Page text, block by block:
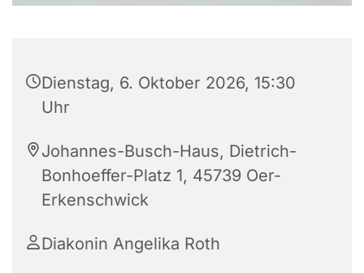
Dienstag, 6. Oktober 2026, 15:30
Uhr
Johannes-Busch-Haus, Dietrich-
Bonhoeffer-Platz 1, 45739 Oer-
Erkenschwick
Diakonin Angelika Roth